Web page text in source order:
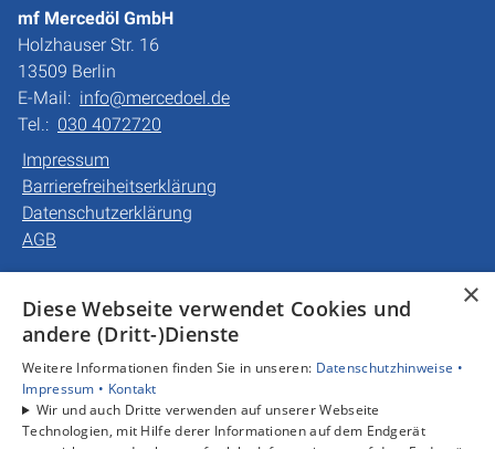
mf Mercedöl GmbH
Holzhauser Str. 16
13509 Berlin
E-Mail: info@mercedoel.de
Tel.: 030 4072720
Impressum
Barrierefreiheitserklärung
Datenschutzerklärung
AGB
Privatkunden
Gewerbekunden
Karriere
Unternehmen
Kontakt
×
Diese Webseite verwendet Cookies und
andere (Dritt-)Dienste
Weitere Informationen finden Sie in unseren: Datenschutzhinweise •
Impressum • Kontakt
Wir und auch Dritte verwenden auf unserer Webseite
Technologien, mit Hilfe derer Informationen auf dem Endgerät